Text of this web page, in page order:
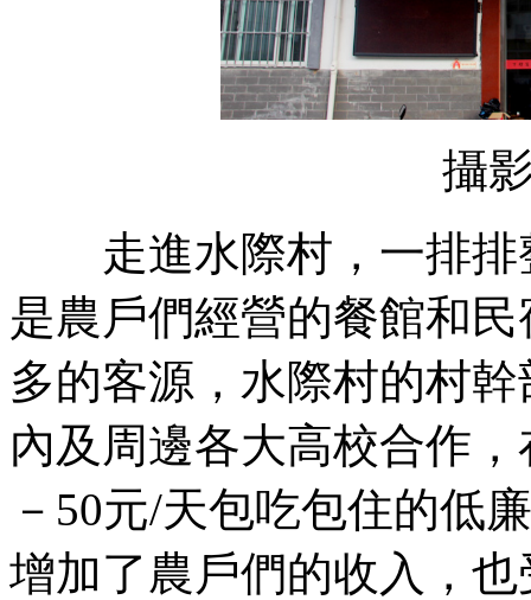
攝
走進水際村，一排排
是農戶們經營的餐館和
多的客源，水際村的村
內及周邊各大高校合作
－50元/天包吃包住的低
增加了農戶們的收入，